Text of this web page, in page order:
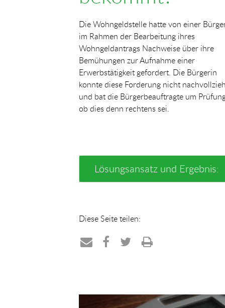
Die Wohngeldstelle hatte von einer
im Rahmen der Bearbeitung ihres
Wohngeldantrags Nachweise über ihre
Bemühungen zur Aufnahme einer
Erwerbstätigkeit gefordert. Die Bürgerin
konnte diese Forderung nicht
und bat die Bürgerbeauftragte um
ob dies denn rechtens sei.
Lösungsansatz und Ergebnis:
Diese Seite teilen:
E- Facebook
Twitter